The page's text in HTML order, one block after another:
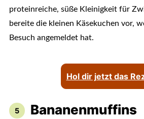
proteinreiche, süße Kleinigkeit für
bereite die kleinen Käsekuchen vor,
Besuch angemeldet hat.
Hol dir jetzt das
Bananenmuffins